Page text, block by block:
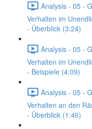
Analysis - 05 -
Verhalten im
- Überblick (3:24)
Analysis - 05 -
Verhalten im
- Beispiele (4:09)
Analysis - 05 -
Verhalten an den
- Überblick (1:46)